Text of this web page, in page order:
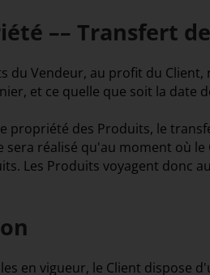
–– Transfert
du Vendeur, au profit du Client,
et ce quelle que soit la date
propriété des Produits, le
réalisé qu'au moment où le
Les Produits voyagent donc
en vigueur, le Client dispose